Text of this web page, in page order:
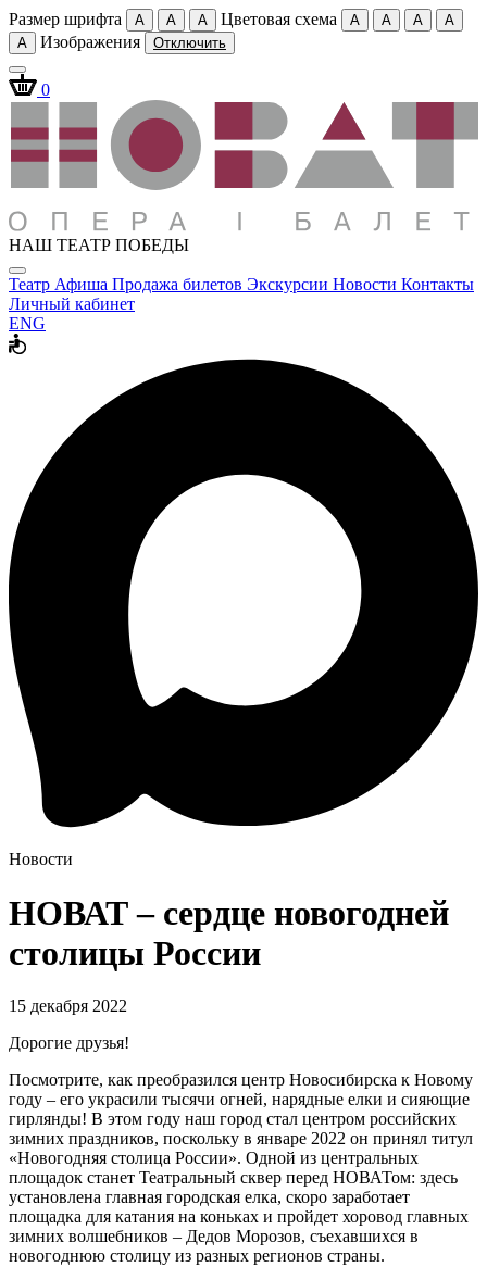
Размер шрифта A A A Цветовая схема A A A
A
A
Изображения Отключить
0
НАШ ТЕАТР ПОБЕДЫ
Театр Афиша Продажа билетов Экскурсии Новости Контакты
Личный кабинет
ENG
Новости
НОВАТ – сердце новогодней
столицы России
15 декабря 2022
Дорогие друзья!
Посмотрите, как преобразился центр Новосибирска к Новому
году – его украсили тысячи огней, нарядные елки и сияющие
гирлянды! В этом году наш город стал центром российских
зимних праздников, поскольку в январе 2022 он принял титул
«Новогодняя столица России». Одной из центральных
площадок станет Театральный сквер перед НОВАТом: здесь
установлена главная городская елка, скоро заработает
площадка для катания на коньках и пройдет хоровод главных
зимних волшебников – Дедов Морозов, съехавшихся в
новогоднюю столицу из разных регионов страны.